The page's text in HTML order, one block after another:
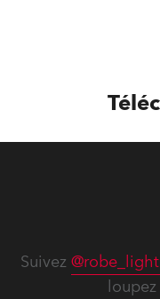
Suivez